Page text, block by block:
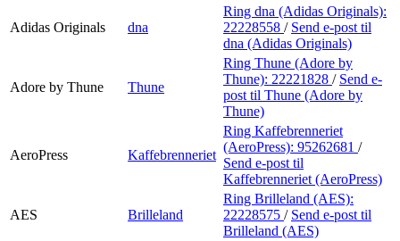
Adidas Originals dna
Ring dna (Adidas Originals):
22228558 / Send e-post til
dna (Adidas Originals)
Adore by Thune Thune
Ring Thune (Adore by
Thune): 22221828 / Send e-
post til Thune (Adore by
Thune)
AeroPress Kaffebrenneriet
Ring Kaffebrenneriet
(AeroPress): 95262681 /
Send e-post til
Kaffebrenneriet (AeroPress)
AES Brilleland
Ring Brilleland (AES):
22228575 / Send e-post til
Brilleland (AES)